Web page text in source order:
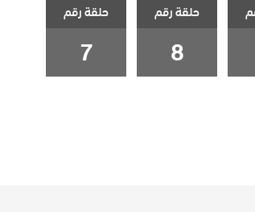
حلقة رقم
8
حلقة رقم
7